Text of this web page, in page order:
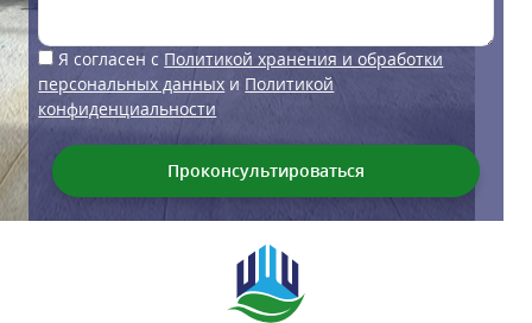
Я согласен с Политикой хранения и обработки
персональных данных и Политикой
конфиденциальности